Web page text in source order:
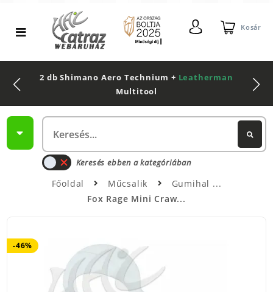
Kosár
2 db Shimano Aero Technium + Leatherman
Multitool
Keresés ebben a kategóriában
Főoldal Műcsalik
Gumihal
Fox Rage Mini Craw...
-46%